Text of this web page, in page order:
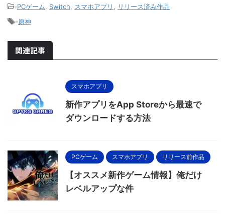
-PCゲーム Switch スマホアプリ
リリース済み作品
-原神
関連記事
スマホアプリ
新作アプリをApp Storeから最速で
ダウンロードする方法
PCゲーム スマホアプリ リリース前作品
【オススメ新作ゲーム情報】俺だけ
レベルアップな件